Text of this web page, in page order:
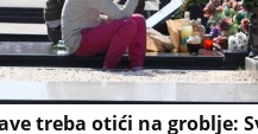
treba otići na groblje: